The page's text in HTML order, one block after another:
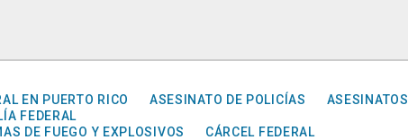
EN PUERTO RICO ASESINATO DE POLICÍAS
ASESINATOS
FEDERAL
DE FUEGO Y EXPLOSIVOS
CÁRCEL FEDERAL